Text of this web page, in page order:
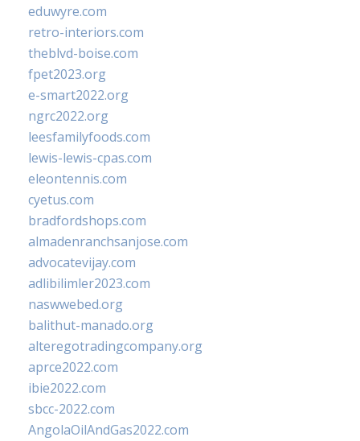
eduwyre.com
retro-interiors.com
theblvd-boise.com
fpet2023.org
e-smart2022.org
ngrc2022.org
leesfamilyfoods.com
lewis-lewis-cpas.com
eleontennis.com
cyetus.com
bradfordshops.com
almadenranchsanjose.com
advocatevijay.com
adlibilimler2023.com
naswwebed.org
balithut-manado.org
alteregotradingcompany.org
aprce2022.com
ibie2022.com
sbcc-2022.com
AngolaOilAndGas2022.com